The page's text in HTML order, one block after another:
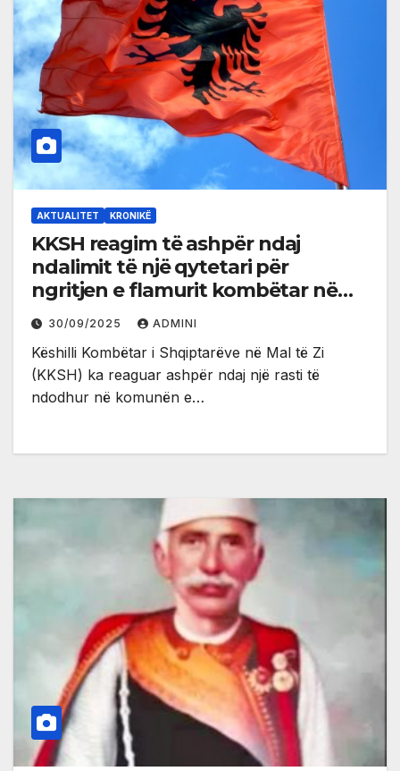
AKTUALITET KRONIKË
KKSH reagim të ashpër ndaj
ndalimit të një qytetari për
ngritjen e flamurit kombëtar në
pronë private
30/09/2025 ADMINI
Këshilli Kombëtar i Shqiptarëve në Mal të Zi
(KKSH) ka reaguar ashpër ndaj një rasti të
ndodhur në komunën e…